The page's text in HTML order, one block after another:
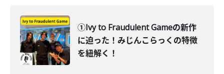
①Ivy to Fraudulent Gameの新作
に迫った！みじんこらっくの特徴
を紐解く！